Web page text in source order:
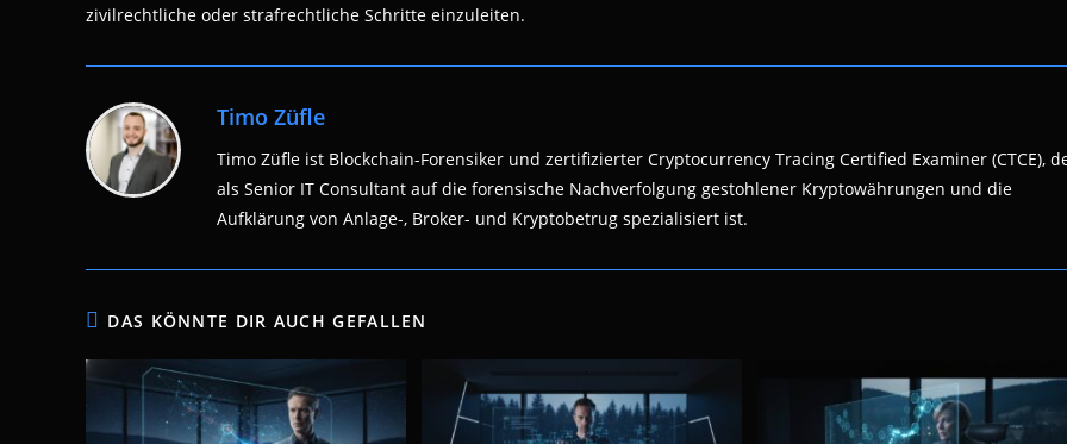
zivilrechtliche oder strafrechtliche Schritte einzuleiten.
Timo Züfle
Timo Züfle ist Blockchain-Forensiker und zertifizierter Cryptocurrency Tracing Certified Examiner (CTCE),
als Senior IT Consultant auf die forensische Nachverfolgung gestohlener Kryptowährungen und die
Aufklärung von Anlage-, Broker- und Kryptobetrug spezialisiert ist.
DAS KÖNNTE DIR AUCH GEFALLEN